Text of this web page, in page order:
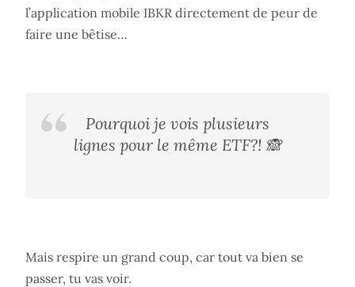
l’application mobile IBKR directement de peur de
faire une bêtise…
Pourquoi je vois plusieurs
lignes pour le même ETF?! 🙈
Mais respire un grand coup, car tout va bien se
passer, tu vas voir.